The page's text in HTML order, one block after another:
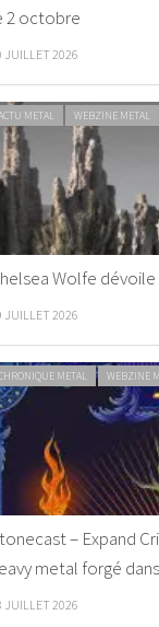
2 octobre
JUILLET 2026
METAL WEBZINE METAL
Wolfe dévoile
JUILLET 2026
METAL WEBZINE
– Expand
metal forgé
JUILLET 2026